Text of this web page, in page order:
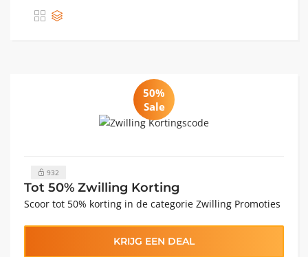
50%
Sale
932
Tot 50% Zwilling Korting
Scoor tot 50% korting in de categorie Zwilling Promoties
KRIJG EEN DEAL